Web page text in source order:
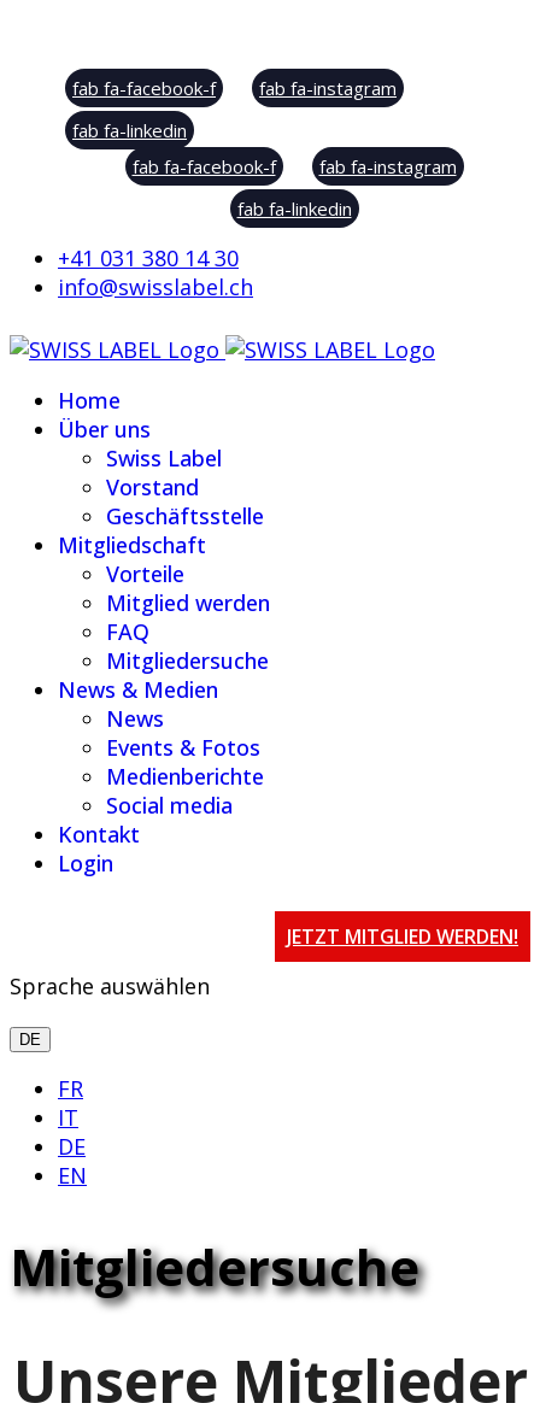
fab fa-facebook-f
fab fa-instagram
fab fa-linkedin
fab fa-facebook-f
fab fa-instagram
fab fa-linkedin
+41 031 380 14 30
info@swisslabel.ch
Home
Über uns
Swiss Label
Vorstand
Geschäftsstelle
Mitgliedschaft
Vorteile
Mitglied werden
FAQ
Mitgliedersuche
News & Medien
News
Events & Fotos
Medienberichte
Social media
Kontakt
Login
JETZT MITGLIED WERDEN!
Sprache auswählen
DE
FR
IT
DE
EN
Mitgliedersuche
Unsere Mitglieder